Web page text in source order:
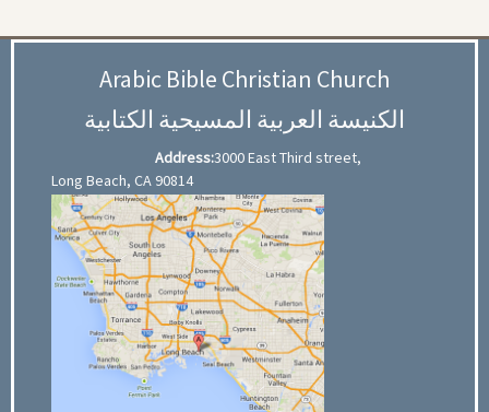
Arabic Bible Christian Church
الكنيسة العربية المسيحية الكتابية
Address:3000 East Third street,
Long Beach, CA 90814